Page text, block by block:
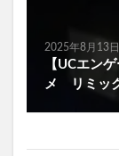
2025年8月13日
【UCエン
メ リミッ